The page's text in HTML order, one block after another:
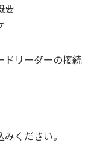
要
ドリーダーの接続
ください。